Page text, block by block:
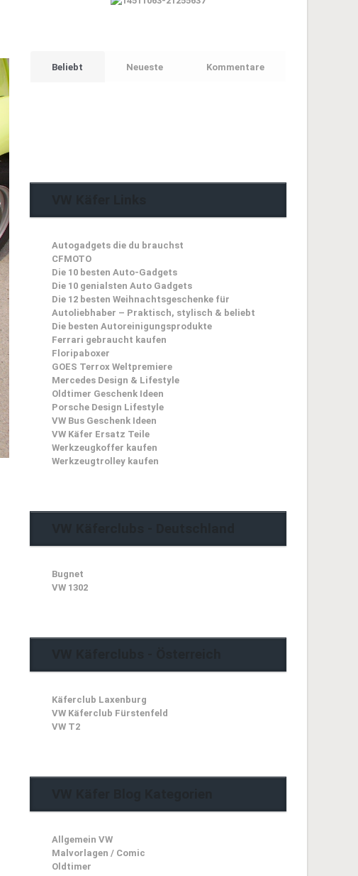
Beliebt Neueste Kommentare
Autogadgets die du brauchst
CFMOTO
Die 10 besten Auto-Gadgets
Die 10 genialsten Auto Gadgets
Die 12 besten Weihnachtsgeschenke für
Autoliebhaber – Praktisch, stylisch & beliebt
Die besten Autoreinigungsprodukte
Ferrari gebraucht kaufen
Floripaboxer
GOES Terrox Weltpremiere
Mercedes Design & Lifestyle
Oldtimer Geschenk Ideen
Porsche Design Lifestyle
VW Bus Geschenk Ideen
VW Käfer Ersatz Teile
Werkzeugkoffer kaufen
Werkzeugtrolley kaufen
Bugnet
VW 1302
Käferclub Laxenburg
VW Käferclub Fürstenfeld
VW T2
Allgemein VW
Malvorlagen / Comic
Oldtimer